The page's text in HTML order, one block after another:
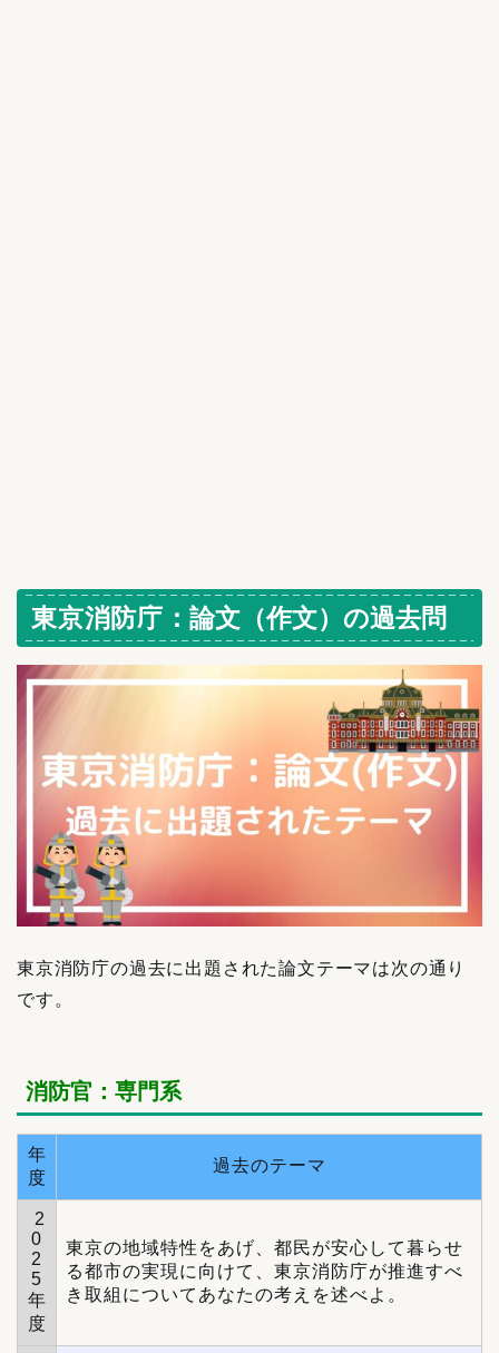
東京消防庁 ：論文（作文）の過去問
東京消防庁の過去に出題された論文テーマは次の通り
です。
消防官：専門系
年
度
過去のテーマ
2
0
2
5
年
度
東京の地域特性をあげ、都民が安心して暮らせ
る都市の実現に向けて、東京消防庁が推進すべ
き取組についてあなたの考えを述べよ。